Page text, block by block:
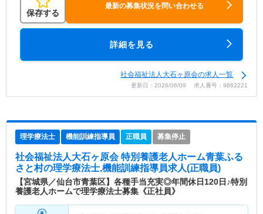
保存する
最新の募集状況を問い合わせる
詳細を見る
社会福祉法人大石ヶ原会の求人一覧
更新日：2026/06/09 求人番号：9862221
理学療法士 機能訓練指導員 正職員 募集停止
社会福祉法人大石ヶ原会 特別養護老人ホーム青葉ふる
さと村の理学療法士,機能訓練指導員求人(正職員)
【宮城県／仙台市青葉区】各種手当充実◎年間休日120日♪特別
養護老人ホームで理学療法士募集《正社員》